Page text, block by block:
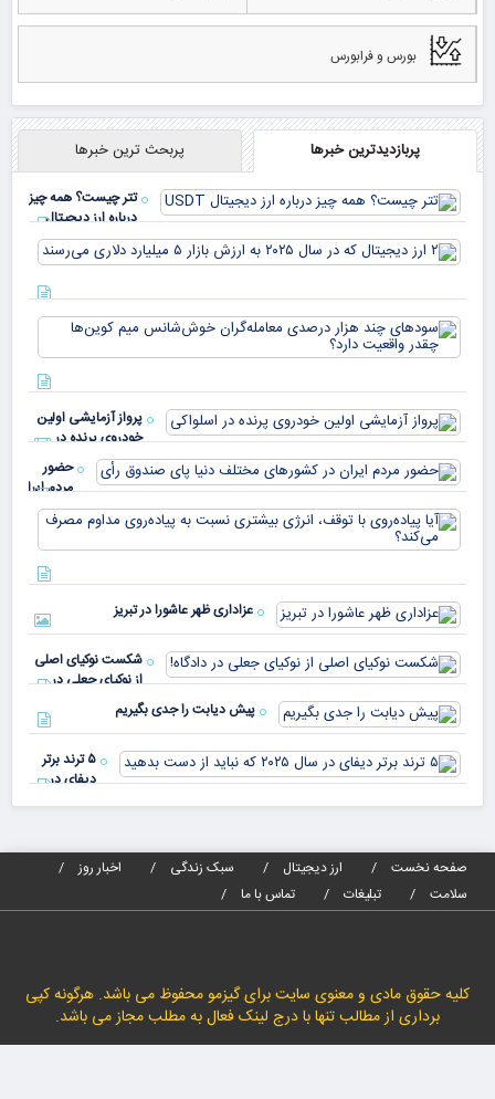
بورس و فرابورس
پربازدیدترین خبرها پربحث ترین خبرها
تتر چیست؟ همه چیز
درباره ارز دیجیتال
USDT
پرواز آزمایشی اولین
خودروی پرنده در
اسلواکی
حضور
مردم ایران
در
کشورهای
مختلف
دنیا پای
صندوق
عزاداری ظهر عاشورا در تبریز
شکست نوکیای اصلی
از نوکیای جعلی در
دادگاه!
پیش دیابت را جدی بگیریم
۵ ترند برتر
دیفای در
صفحه نخست
ارز دیجیتال سبک زندگی
اخبار روز
سلامت
تبلیغات تماس با ما
کلیه حقوق مادی و معنوی سایت برای گیزمو محفوظ می باشد. هرگونه کپی
برداری از مطالب تنها با درج لینک فعال به مطلب مجاز می باشد.